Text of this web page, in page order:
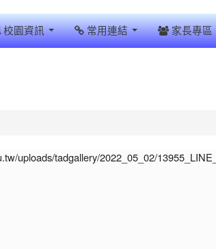
校園資訊 常用連結 家長專區